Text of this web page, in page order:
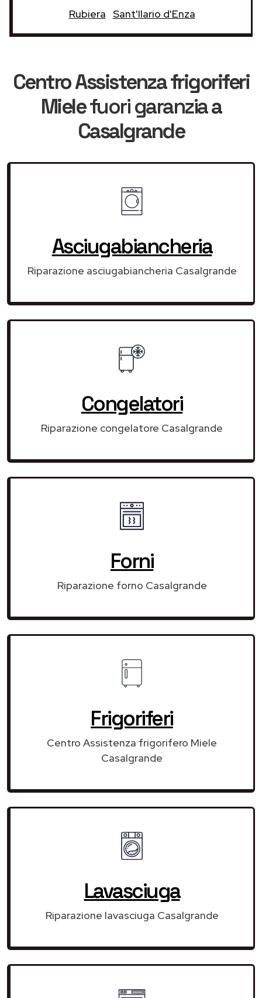
Rubiera Sant'Ilario d'Enza
Centro Assistenza frigoriferi
Mielefuori garanziaa
Casalgrande
Asciugabiancheria
Riparazione asciugabiancheria Casalgrande
Congelatori
Riparazione congelatore Casalgrande
Forni
Riparazione forno Casalgrande
Frigoriferi
Centro Assistenza frigorifero Miele
Casalgrande
Lavasciuga
Riparazione lavasciuga Casalgrande